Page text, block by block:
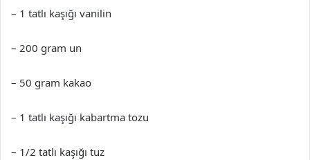
– 1 tatlı kaşığı vanilin
– 200 gram un
– 50 gram kakao
– 1 tatlı kaşığı kabartma tozu
– 1/2 tatlı kaşığı tuz